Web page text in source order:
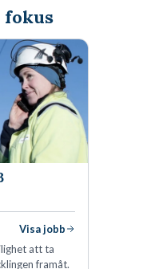
fokus
Visa jobb
att ta
framåt.